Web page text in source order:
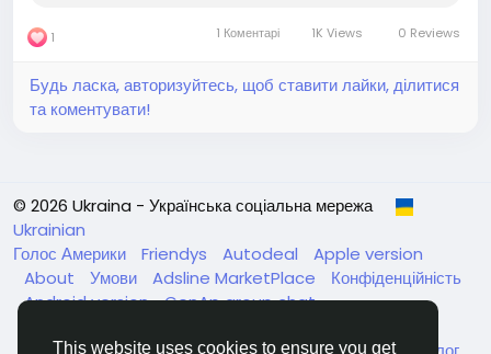
This website uses cookies to ensure you get
1 1 Коментарі 1K Views 0 Reviews
Будь ласка, авторизуйтесь, щоб ставити лайки, ділитися
та коментувати!
© 2026 Ukraina - Українська соціальна мережа
Ukrainian
Голос Америки
Friendys Autodeal
Apple version
About
Умови Adsline MarketPlace
Конфіденційність
Android version GenAp group chat